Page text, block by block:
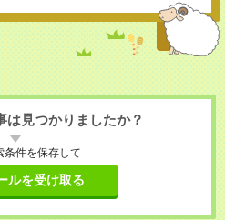
は見つかりましたか？
条件を保存して
ルを受け取る